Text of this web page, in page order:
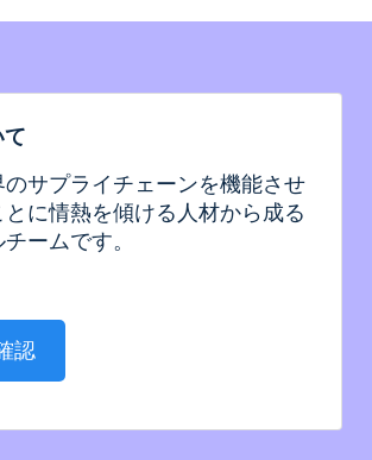
て
のサプライチェーンを機能させ
に情熱を傾ける人材から成る
ームです。
認